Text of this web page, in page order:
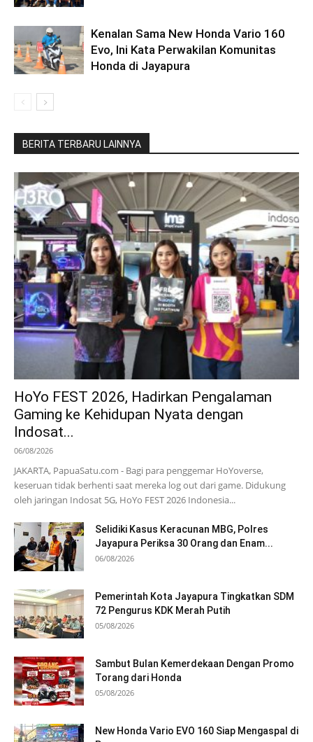
Kenalan Sama New Honda Vario 160
Evo, Ini Kata Perwakilan Komunitas
Honda di Jayapura
BERITA TERBARU LAINNYA
HoYo FEST 2026, Hadirkan Pengalaman
Gaming ke Kehidupan Nyata dengan
Indosat...
06/08/2026
JAKARTA, PapuaSatu.com - Bagi para penggemar HoYoverse,
keseruan tidak berhenti saat mereka log out dari game. Didukung
oleh jaringan Indosat 5G, HoYo FEST 2026 Indonesia...
Selidiki Kasus Keracunan MBG, Polres
Jayapura Periksa 30 Orang dan Enam...
06/08/2026
Pemerintah Kota Jayapura Tingkatkan SDM
72 Pengurus KDK Merah Putih
05/08/2026
Sambut Bulan Kemerdekaan Dengan Promo
Torang dari Honda
05/08/2026
New Honda Vario EVO 160 Siap Mengaspal di